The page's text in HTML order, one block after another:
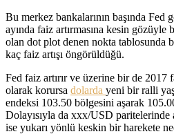
Bu merkez bankalarının başında Fed
ayında faiz artırmasına kesin gözüyle
olan dot plot denen nokta tablosunda
kaç faiz artışı öngörüldüğü.
Fed faiz artırır ve üzerine bir de 2017
olarak korursa dolarda yeni bir ralli
endeksi 103.50 bölgesini aşarak
Dolayısıyla da xxx/USD
ise yukarı yönlü keskin bir harekete